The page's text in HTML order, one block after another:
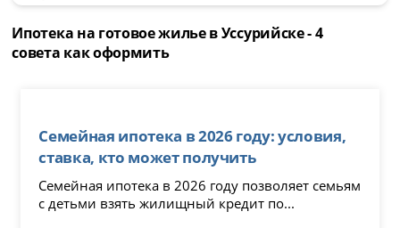
Ипотека на готовое жилье в Уссурийске - 4
совета как оформить
Семейная ипотека в 2026 году: условия,
ставка, кто может получить
Семейная ипотека в 2026 году позволяет семьям
с детьми взять жилищный кредит по...